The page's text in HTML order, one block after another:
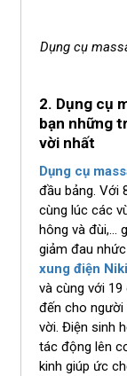
Dụng cụ
2. Dụng cụ
bạn những
vời nhất
Dụng cụ
đầu bảng. Với
cùng lúc các
hông và đùi,…
giảm đau
xung điện
và cùng với
đến cho người
vời. Điện sinh
tác động lên
kinh giúp ức